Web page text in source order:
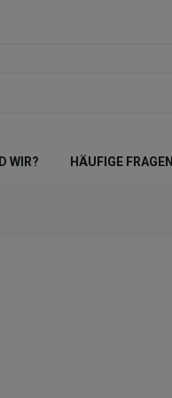
WIR? HÄUFIGE FRAGEN